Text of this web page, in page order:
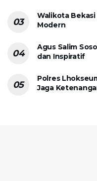
Walikota
Modern
Agus Salim
dan Inspiratif
Polres
Jaga